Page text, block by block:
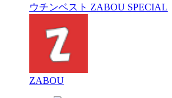
ウチンベスト ZABOU SPECIAL
ZABOU